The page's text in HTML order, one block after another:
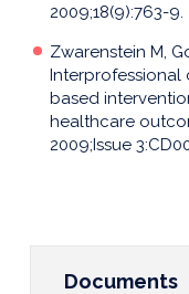
2009;18(9):763-9.
Zwarenstein M,
based
healthcare
2009;Issue
Documents